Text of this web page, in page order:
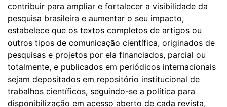
contribuir para ampliar e fortalecer a visibilidade da
pesquisa brasileira e aumentar o seu impacto,
estabelece que os textos completos de artigos ou
outros tipos de comunicação científica, originados de
pesquisas e projetos por ela financiados, parcial ou
totalmente, e publicados em periódicos internacionais
sejam depositados em repositório institucional de
trabalhos científicos, seguindo-se a política para
disponibilização em acesso aberto de cada revista,